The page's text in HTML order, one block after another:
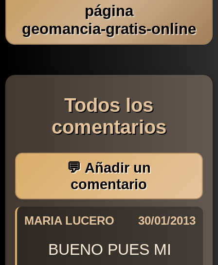
página
geomancia-gratis-online
Todos los
comentarios
💬 Añadir un
comentario
MARIA LUCERO 30/01/2013
BUENO PUES MI